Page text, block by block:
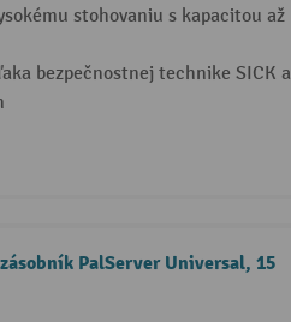
stohovaniu s kapacitou až
bezpečnostnej technike SICK a
PalServer Universal, 15